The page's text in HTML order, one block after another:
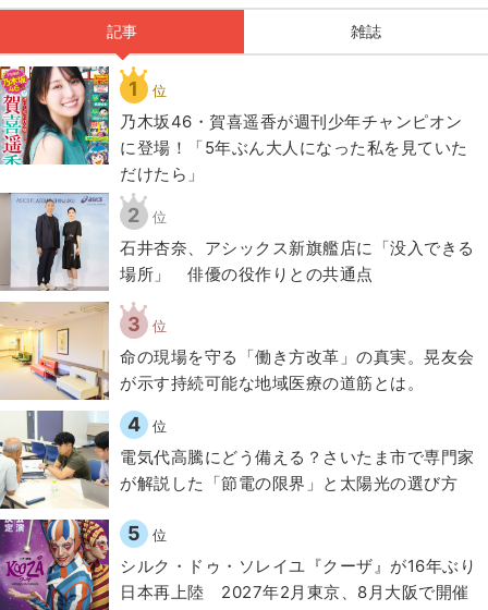
記事 雑誌
1 位
乃木坂46・賀喜遥香が週刊少年チャンピオン
に登場！「5年ぶん大人になった私を見ていた
だけたら」
2 位
石井杏奈、アシックス新旗艦店に「没入できる
場所」 俳優の役作りとの共通点
3 位
​命の現場を守る「働き方改革」の真実。晃友会
が示す持続可能な地域医療の道筋とは。
4 位
電気代高騰にどう備える？さいたま市で専門家
が解説した「節電の限界」と太陽光の選び方
5 位
シルク・ドゥ・ソレイユ『クーザ』が16年ぶり
日本再上陸 2027年2月東京、8月大阪で開催